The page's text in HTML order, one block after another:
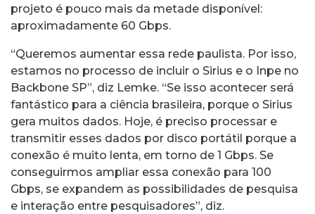
projeto é pouco mais da metade disponível:
aproximadamente 60 Gbps.
“Queremos aumentar essa rede paulista. Por isso,
estamos no processo de incluir o Sirius e o Inpe no
Backbone SP”, diz Lemke. “Se isso acontecer será
fantástico para a ciência brasileira, porque o Sirius
gera muitos dados. Hoje, é preciso processar e
transmitir esses dados por disco portátil porque a
conexão é muito lenta, em torno de 1 Gbps. Se
conseguirmos ampliar essa conexão para 100
Gbps, se expandem as possibilidades de pesquisa
e interação entre pesquisadores”, diz.